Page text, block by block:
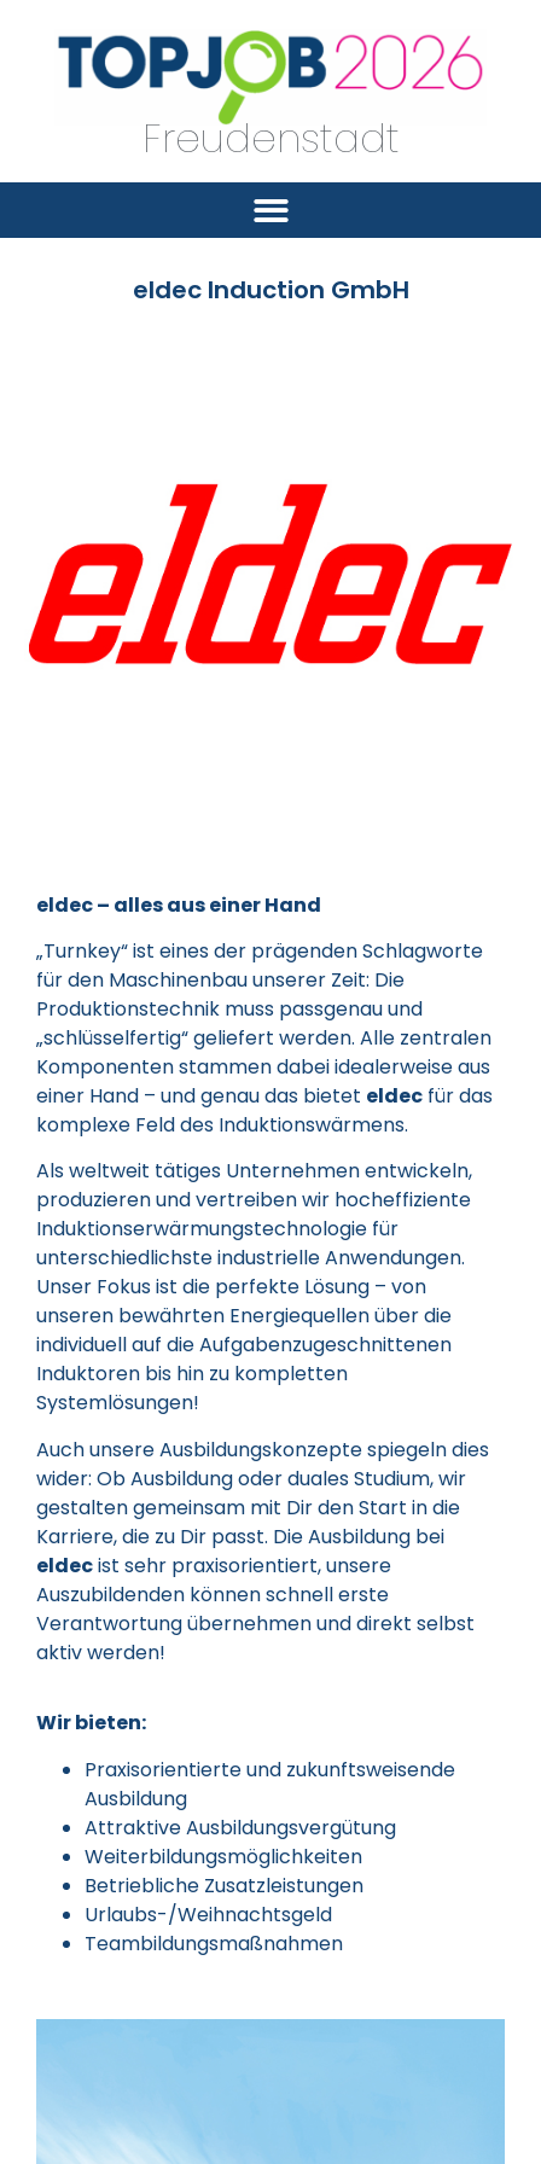
Freudenstadt
eldec Induction GmbH
eldec – alles aus einer Hand
„Turnkey“ ist eines der prägenden Schlagworte
für den Maschinenbau unserer Zeit: Die
Produktionstechnik muss passgenau und
„schlüsselfertig“ geliefert werden. Alle zentralen
Komponenten stammen dabei idealerweise aus
einer Hand – und genau das bietet eldec für das
komplexe Feld des Induktionswärmens.
Als weltweit tätiges Unternehmen entwickeln,
produzieren und vertreiben wir hocheffiziente
Induktionserwärmungstechnologie für
unterschiedlichste industrielle Anwendungen.
Unser Fokus ist die perfekte Lösung – von
unseren bewährten Energiequellen über die
individuell auf die Aufgabenzugeschnittenen
Induktoren bis hin zu kompletten
Systemlösungen!
Auch unsere Ausbildungskonzepte spiegeln dies
wider: Ob Ausbildung oder duales Studium, wir
gestalten gemeinsam mit Dir den Start in die
Karriere, die zu Dir passt. Die Ausbildung bei
eldecist sehr praxisorientiert, unsere
Auszubildenden können schnell erste
Verantwortung übernehmen und direkt selbst
aktiv werden!
Wir bieten:
Praxisorientierte und zukunftsweisende
Ausbildung
Attraktive Ausbildungsvergütung
Weiterbildungsmöglichkeiten
Betriebliche Zusatzleistungen
Urlaubs-/Weihnachtsgeld
Teambildungsmaßnahmen